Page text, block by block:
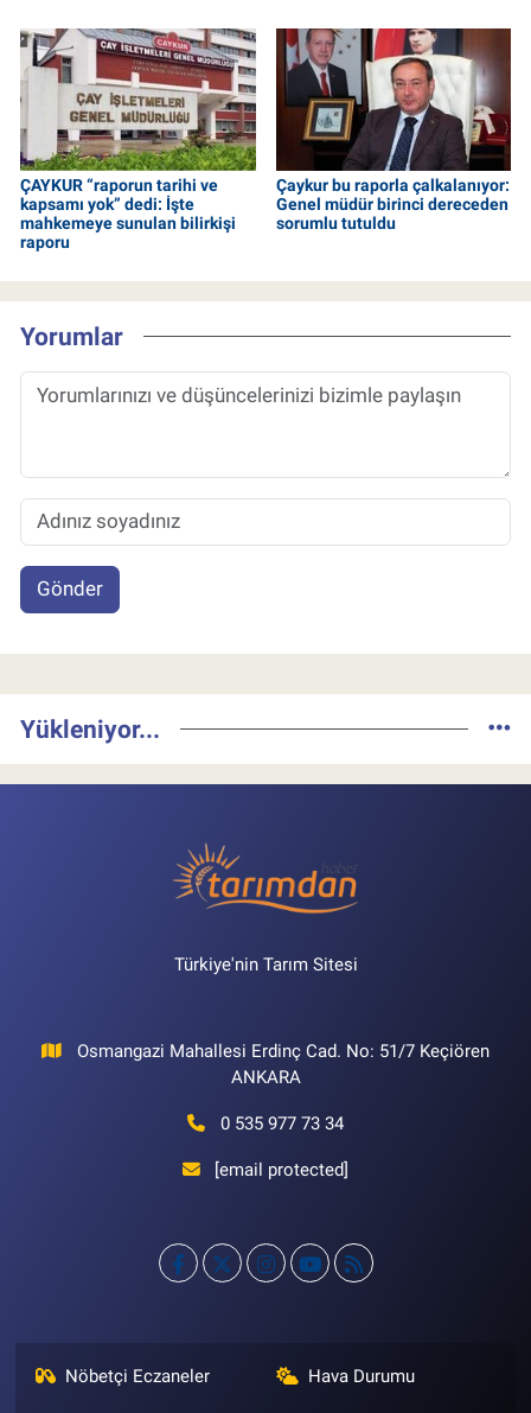
ÇAYKUR “raporun tarihi ve
kapsamı yok” dedi: İşte
mahkemeye sunulan bilirkişi
raporu
Çaykur bu raporla çalkalanıyor:
Genel müdür birinci dereceden
sorumlu tutuldu
Yorumlar
Gönder
Yükleniyor...
Türkiye'nin Tarım Sitesi
Osmangazi Mahallesi Erdinç Cad. No: 51/7 Keçiören
ANKARA
0 535 977 73 34
[email protected]
Nöbetçi Eczaneler Hava Durumu